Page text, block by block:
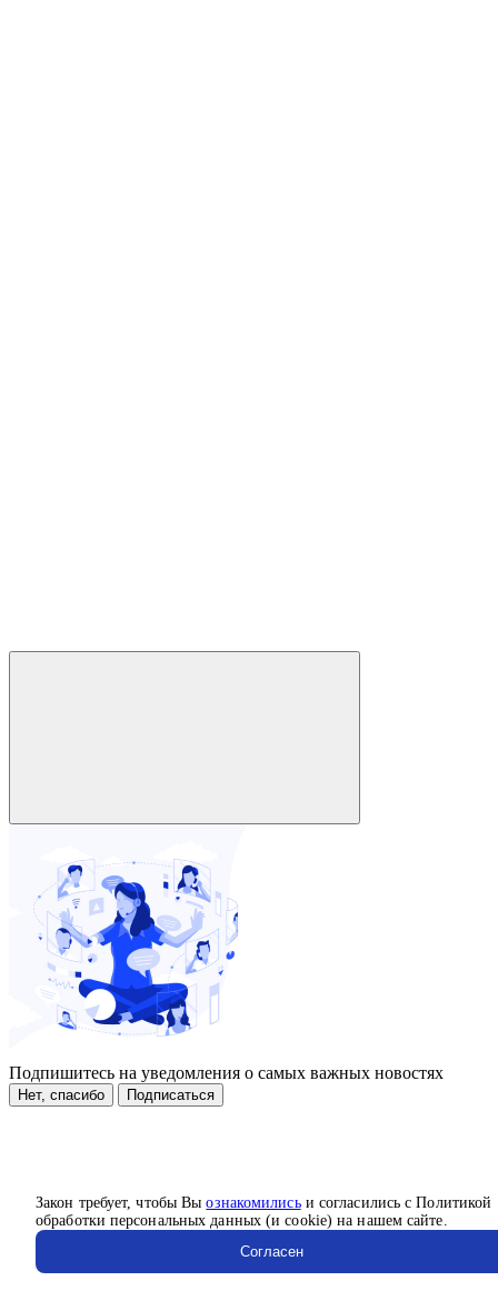
Закон требует, чтобы Выознакомилисьи согласились с Политикой
обработки персональных данных (и cookie) на нашем сайте.
Согласен
Подпишитесь на уведомления о самых важных новостях
Нет, спасибо Подписаться